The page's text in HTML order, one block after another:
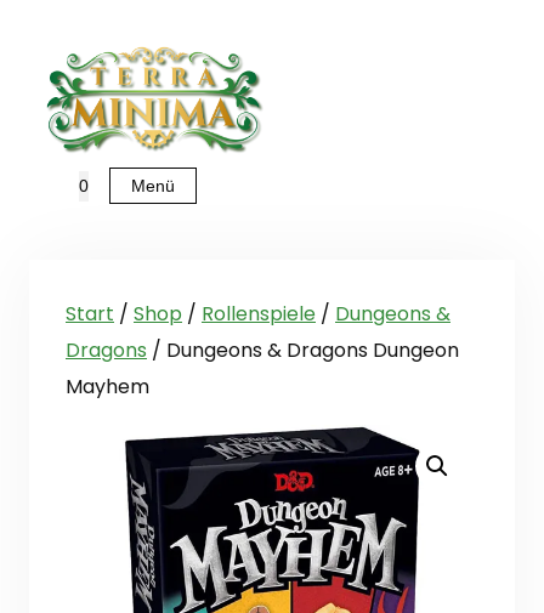
springen
0 Menü
Start / Shop / Rollenspiele / Dungeons &
Dragons / Dungeons & Dragons Dungeon
Mayhem